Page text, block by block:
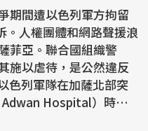
期間遭以色列軍方拘留
。人權團體和網路聲援浪
菲亞。聯合國組織警
施以虐待，是公然違反
Hospital）時，